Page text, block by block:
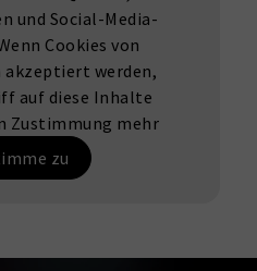
und Social-Media-
Cookies von
akzeptiert werden,
auf diese Inhalte
Zustimmung mehr
zu